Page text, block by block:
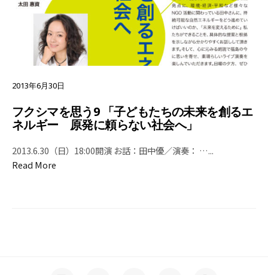
2013年6月30日
フクシマを思う9 「子どもたちの未来を創るエ
ネルギー 原発に頼らない社会へ」
2013.6.30（日）18:00開演 お話：田中優／演奏： …...
Read More